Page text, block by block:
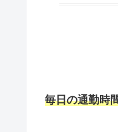
毎日の通勤時